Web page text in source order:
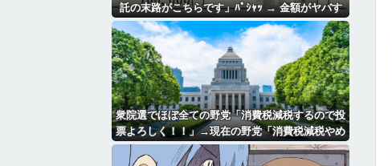
託の末路がこちらです」ﾊﾟｼｬｯ → 金額がヤバす
ぎるｗｗｗｗｗｗ
衆院選でほぼ全ての野党「消費税減税するので投
票よろしく！！」→現在の野党「消費税減税やめ
ろ！！財源はどうするんだ！！」